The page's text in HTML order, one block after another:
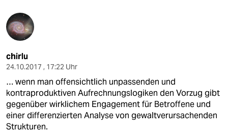
chirlu
24.10.2017 , 17:22 Uhr
… wenn man offensichtlich unpassenden und
kontraproduktiven Aufrechnungslogiken den Vorzug gibt
gegenüber wirklichem Engagement für Betroffene und
einer differenzierten Analyse von gewaltverursachenden
Strukturen.